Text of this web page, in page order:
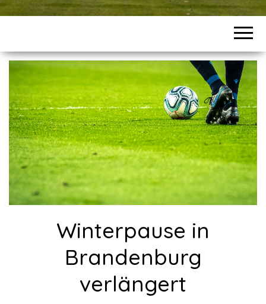
Winterpause in
Brandenburg
verlängert